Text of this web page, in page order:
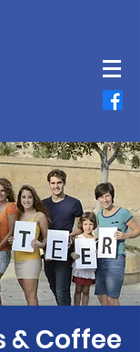
& Coffee